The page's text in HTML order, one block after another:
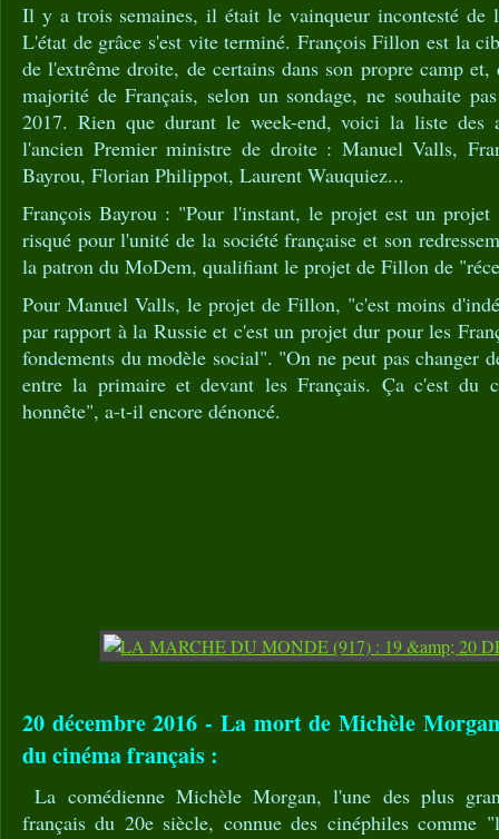
Il y a trois semaines, il était le vainqueur incontesté de
L'état de grâce s'est vite terminé. François Fillon est la
de l'extrême droite, de certains dans son propre camp et,
majorité de Français, selon un sondage, ne souhaite
2017. Rien que durant le week-end, voici la liste des
l'ancien Premier ministre de droite : Manuel Valls,
Bayrou, Florian Philippot, Laurent Wauquiez...
François Bayrou : "Pour l'instant, le projet est un projet
risqué pour l'unité de la société française et son
la patron du MoDem, qualifiant le projet de Fillon de
Pour Manuel Valls, le projet de Fillon, "c'est moins
par rapport à la Russie et c'est un projet dur pour les
fondements du modèle social". "On ne peut pas changer
entre la primaire et devant les Français. Ça c'est du
honnête", a-t-il encore dénoncé.
20 décembre 2016 - La mort de Michèle
du cinéma français :
La comédienne Michèle Morgan, l'une des plus
français du 20e siècle, connue des cinéphiles comme